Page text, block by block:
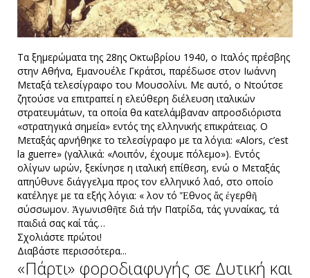
Τα ξημερώματα της 28ης Οκτωβρίου 1940, ο Ιταλός πρέσβης
στην Αθήνα, Εμανουέλε Γκράτσι, παρέδωσε στον Ιωάννη
Μεταξά τελεσίγραφο του Μουσολίνι. Με αυτό, ο Ντούτσε
ζητούσε να επιτραπεί η ελεύθερη διέλευση ιταλικών
στρατευμάτων, τα οποία θα κατελάμβαναν απροσδιόριστα
«στρατηγικά σημεία» εντός της ελληνικής επικράτειας. Ο
Μεταξάς αρνήθηκε το τελεσίγραφο με τα λόγια: «Alors, c’est
la guerre» (γαλλικά: «Λοιπόν, έχουμε πόλεμο»). Εντός
ολίγων ωρών, ξεκίνησε η ιταλική επίθεση, ενώ ο Μεταξάς
απηύθυνε διάγγελμα προς τον ελληνικό λαό, στο οποίο
κατέληγε με τα εξής λόγια: « Ὅλον τό Ἔθνος ἄς ἐγερθῆ
σύσσωμον. Ἀγωνισθῆτε διά τήν Πατρίδα, τάς γυναίκας, τά
παιδιά σας καί τάς…
Σχολιάστε πρώτοι!
Διαβάστε περισσότερα...
«Πάρτι» φοροδιαφυγής σε Δυτική και